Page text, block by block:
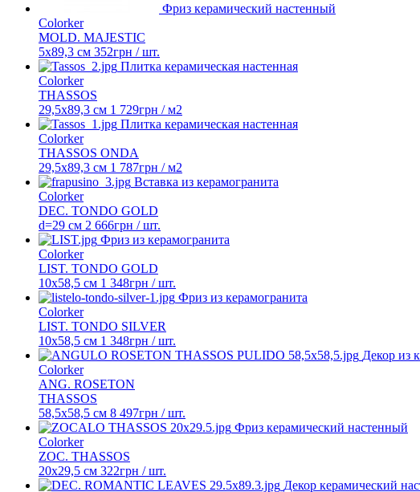
Фриз керамический настенный
Colorker
MOLD. MAJESTIC
5x89,3 см 352грн / шт.
Плитка керамическая настенная
Colorker
THASSOS
29,5х89,3 см 1 729грн / м2
Плитка керамическая настенная
Colorker
THASSOS ONDA
29,5x89,3 см 1 787грн / м2
Вставка из керамогранита
Colorker
DEC. TONDO GOLD
d=29 см 2 666грн / шт.
Фриз из керамогранита
Colorker
LIST. TONDO GOLD
10х58,5 см 1 348грн / шт.
Фриз из керамогранита
Colorker
LIST. TONDO SILVER
10х58,5 см 1 348грн / шт.
Декор из
Colorker
ANG. ROSETON
THASSOS
58,5x58,5 см 8 497грн / шт.
Фриз керамический настенный
Colorker
ZOC. THASSOS
20x29,5 см 322грн / шт.
Декор керамический